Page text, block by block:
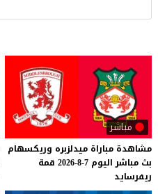
مباشر
مشاهدة مباراة ميدلزبره وريكسهام
بث مباشر اليوم 7-8-2026
قمة
ريفرسايد